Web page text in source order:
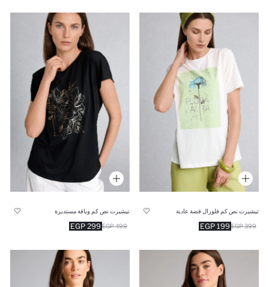
تيشيرت نص كم فلورال قصة عادية
199 EGP 399 EGP
تيشيرت نص كم وياقة مستديرة
299 EGP 499 EGP